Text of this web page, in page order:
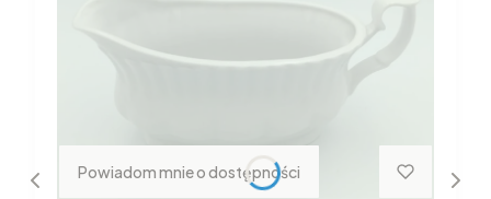
Powiadom mnie o dostępności